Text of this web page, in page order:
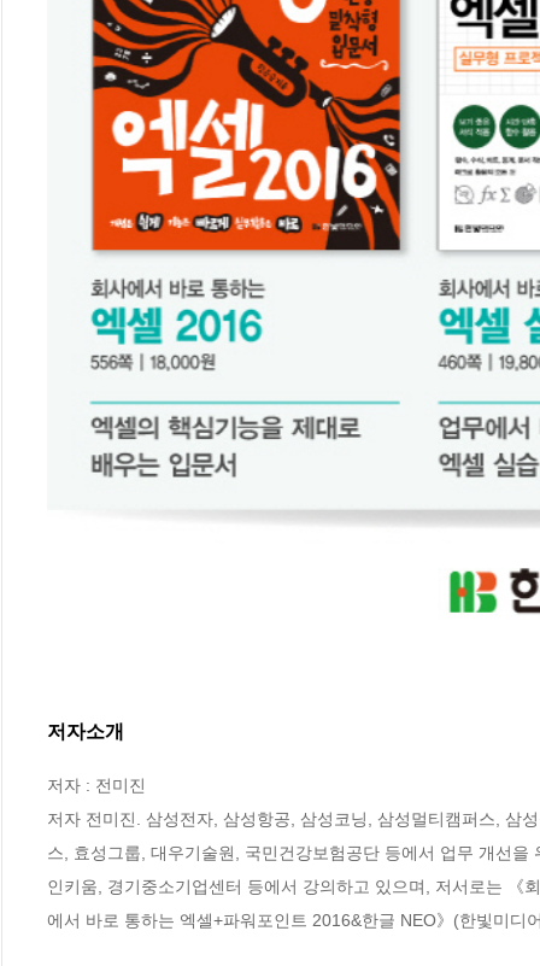
저자소개
저자 : 전미진
저자 전미진. 삼성전자, 삼성항공, 삼성코닝, 삼성멀티캠퍼스, 삼
스, 효성그룹, 대우기술원, 국민건강보험공단 등에서 업무 개선
인키움, 경기중소기업센터 등에서 강의하고 있으며, 저서로는
에서 바로 통하는 엑셀+파워포인트 2016&한글 NEO》(한빛미디